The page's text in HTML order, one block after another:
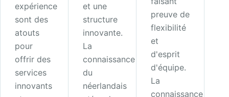
expérience
sont des
atouts
pour
offrir des
services
innovants
et une
structure
innovante.
La
connaissance
du
néerlandais
preuve de
flexibilité
et
d'esprit
d'équipe.
La
connaissance